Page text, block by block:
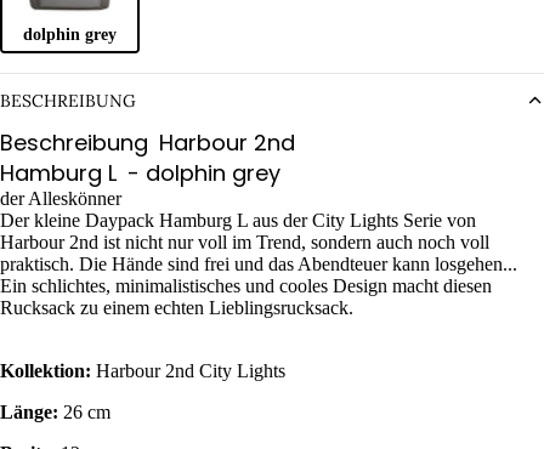
dolphin grey
BESCHREIBUNG
Beschreibung Harbour 2nd
Hamburg L - dolphin grey
der Alleskönner
Der kleine Daypack Hamburg L aus der City Lights Serie von
Harbour 2nd ist nicht nur voll im Trend, sondern auch noch voll
praktisch. Die Hände sind frei und das Abendteuer kann losgehen...
Ein schlichtes, minimalistisches und cooles Design macht diesen
Rucksack zu einem echten Lieblingsrucksack.
Kollektion: Harbour 2nd City Lights
Länge: 26 cm